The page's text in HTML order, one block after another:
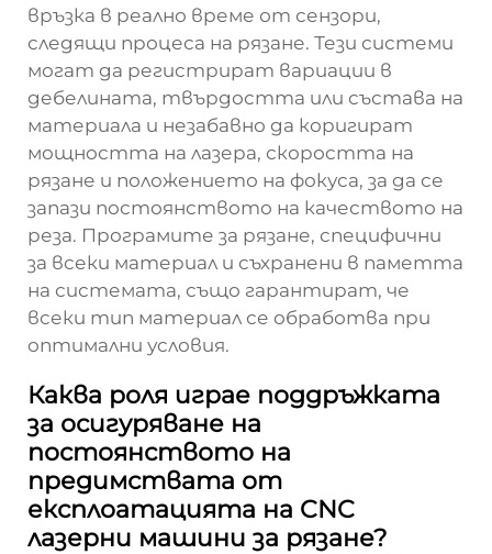
връзка в реално време от сензори,
следящи процеса на рязане. Тези системи
могат да регистрират вариации в
дебелината, твърдостта или състава на
материала и незабавно да коригират
мощността на лазера, скоростта на
рязане и положението на фокуса, за да се
запази постоянството на качеството на
реза. Програмите за рязане, специфични
за всеки материал и съхранени в паметта
на системата, също гарантират, че
всеки тип материал се обработва при
оптимални условия.
Каква роля играе поддръжката
за осигуряване на
постоянството на
предимствата от
експлоатацията на CNC
лазерни машини за рязане?